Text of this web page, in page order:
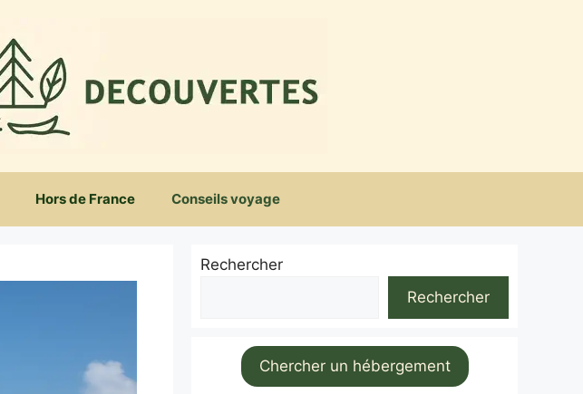
Hors de France Conseils voyage
Rechercher
Rechercher
Chercher un hébergement